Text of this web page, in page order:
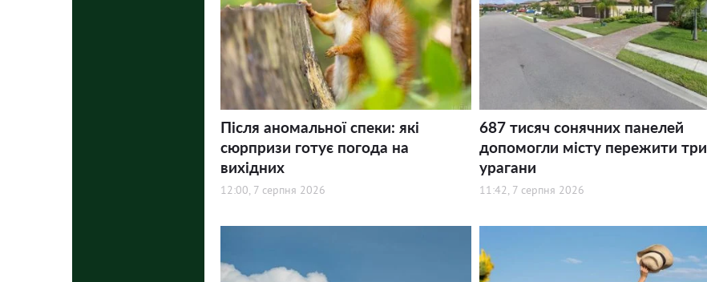
Після аномальної спеки: які
сюрпризи готує погода на
вихідних
12:00, 7 серпня 2026
687 тисяч сонячних панелей
допомогли місту пережити три
урагани
11:42, 7 серпня 2026